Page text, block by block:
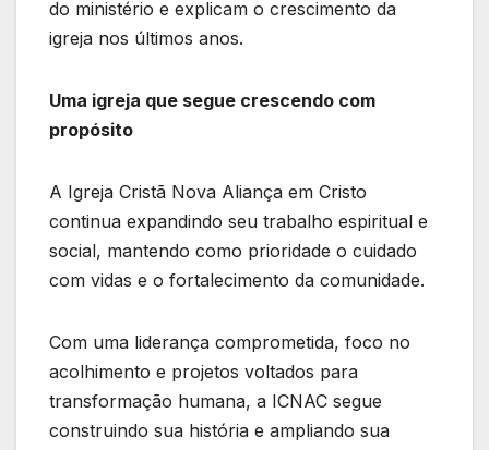
do ministério e explicam o crescimento da
igreja nos últimos anos.
Uma igreja que segue crescendo com
propósito
A Igreja Cristã Nova Aliança em Cristo
continua expandindo seu trabalho espiritual e
social, mantendo como prioridade o cuidado
com vidas e o fortalecimento da comunidade.
Com uma liderança comprometida, foco no
acolhimento e projetos voltados para
transformação humana, a ICNAC segue
construindo sua história e ampliando sua